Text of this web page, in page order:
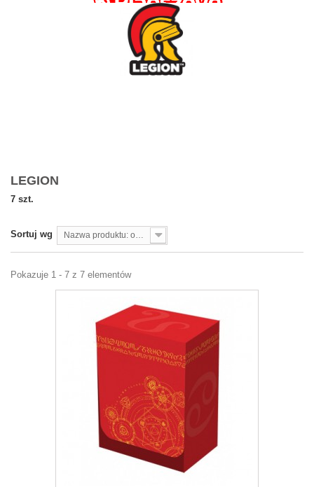
LEGION
7 szt.
Sortuj wg
Pokazuje 1 - 7 z 7 elementów